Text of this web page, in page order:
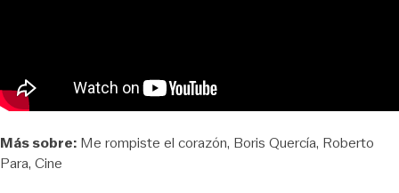
Más sobre: Me rompiste el corazón Boris Quercía Roberto
Para Cine